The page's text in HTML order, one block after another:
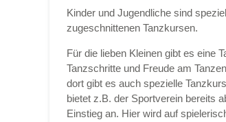
E-Mail*
Kinder und Jugendliche sind
zugeschnittenen Tanzkursen.
Für die lieben Kleinen gibt es eine
Tanzschritte und Freude am
dort gibt es auch spezielle
bietet z.B. der Sportverein bereits
Einstieg an. Hier wird auf